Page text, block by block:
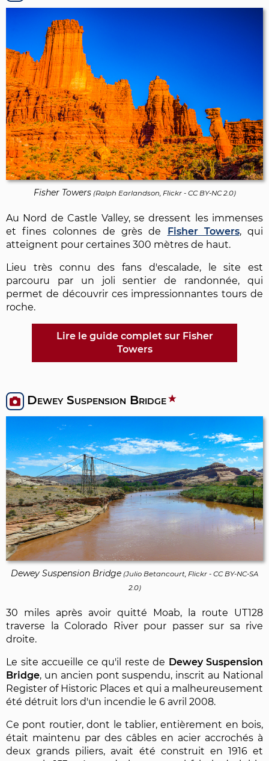
Fisher Towers(Ralph Earlandson, Flickr- CC BY-NC 2.0)
Au Nord de Castle Valley, se dressent les immenses
et fines colonnes de grès de Fisher Towers, qui
atteignent pour certaines 300 mètres de haut.
Lieu très connu des fans d'escalade, le site est
parcouru par un joli sentier de randonnée, qui
permet de découvrir ces impressionnantes tours de
roche.
Lire le guide complet sur Fisher
Towers
Dewey Suspension Bridge
Dewey Suspension Bridge (Julio Betancourt, Flickr - CC BY-NC-SA
2.0)
30 miles après avoir quitté Moab, la route UT128
traverse la Colorado River pour passer sur sa rive
droite.
Le site accueille ce qu'il reste de Dewey Suspension
Bridge, un ancien pont suspendu, inscrit au National
Register of Historic Places et qui a malheureusement
été détruit lors d'un incendie le 6 avril 2008.
Ce pont routier, dont le tablier, entièrement en bois,
était maintenu par des câbles en acier accrochés à
deux grands piliers, avait été construit en 1916 et